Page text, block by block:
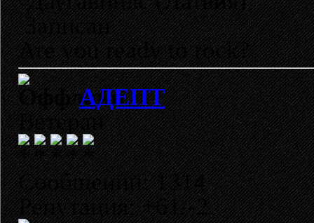
Записан
Are you ready to rock?
АДЕПТ
Ветеран
Сообщений: 1314
Репутация: +61/-2